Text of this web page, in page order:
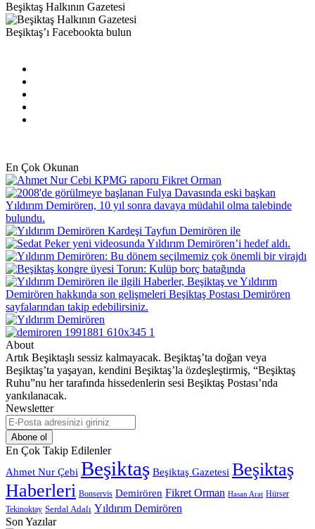
Beşiktaş Halkının Gazetesi
Beşiktaş’ı Facebookta bulun
En Çok Okunan
About
Artık Beşiktaşlı sessiz kalmayacak. Beşiktaş’ta doğan veya
Beşiktaş’ta yaşayan, kendini Beşiktaş’la özdeşleştirmiş, “Beşiktaş
Ruhu”nu her tarafında hissedenlerin sesi Beşiktaş Postası’nda
yankılanacak.
Newsletter
E-
Posta
adresinizi
giriniz
En Çok Takip Edilenler
Ahmet Nur Çebi Beşiktaş Beşiktaş Gazetesi Beşiktaş
Haberleri Bonservis Demirören Fikret Orman Hasan Arat Hürser
Tekinoktay Serdal Adalı Yıldırım Demirören
Son Yazılar